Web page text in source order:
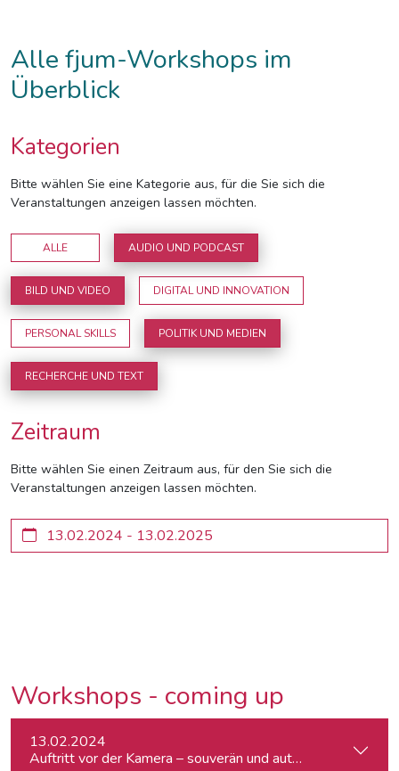
Alle fjum-Workshops im
Überblick
Kategorien
Bitte wählen Sie eine Kategorie aus, für die Sie sich die
Veranstaltungen anzeigen lassen möchten.
ALLE AUDIO UND PODCAST
BILD UND VIDEO DIGITAL UND INNOVATION
PERSONAL SKILLS POLITIK UND MEDIEN
RECHERCHE UND TEXT
Zeitraum
Bitte wählen Sie einen Zeitraum aus, für den Sie sich die
Veranstaltungen anzeigen lassen möchten.
Workshops - coming up
13.02.2024
Auftritt vor der Kamera – souverän und authentisch